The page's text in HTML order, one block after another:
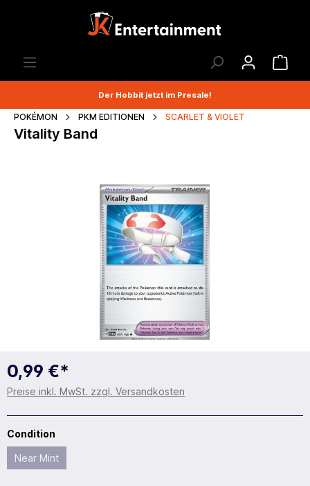
Der Hobbit jetzt im Presale!
POKÉMON PKM EDITIONEN SCARLET & VIOLET
Vitality Band
0,99 €*
Preise inkl. MwSt. zzgl. Versandkosten
Condition
Near Mint